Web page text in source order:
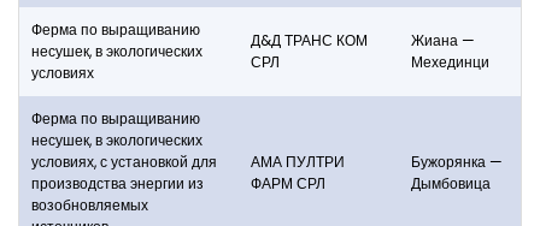
Ферма по выращиванию
несушек, в экологических
условиях
Д&Д ТРАНС КОМ
СРЛ
Жиана —
Мехединци
Ферма по выращиванию
несушек, в экологических
условиях, с установкой для
производства энергии из
возобновляемых
АМА ПУЛТРИ
ФАРМ СРЛ
Бужорянка —
Дымбовица